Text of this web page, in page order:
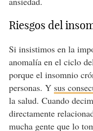
Riesgos del
Si insistimos en la
anomalía en el ciclo
porque el insomnio
personas. Y sus
la salud. Cuando
directamente
mucha gente que lo